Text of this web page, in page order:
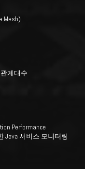
Mesh)
관계대수
Performance
Java 서비스 모니터링